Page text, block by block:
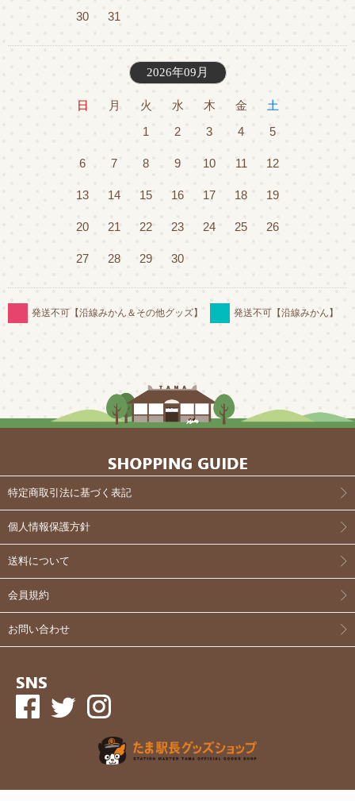
30 31
2026年09月
日 月 火 水 木 金
土
1
2 3 4 5
6 7 8 9 10 11 12
13 14 15 16 17 18 19
20 21 22 23 24 25 26
27 28 29 30
発送不可【沿線みかん＆その他グッズ】 発送不可【沿線みかん】
特定商取引法に基づく表記
個人情報保護方針
送料について
会員規約
お問い合わせ